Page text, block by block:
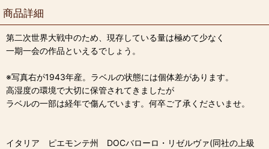
商品詳細
第二次世界大戦中のため、現存している量は極めて少なく
一期一会の作品といえるでしょう。
※写真右が1943年産。ラベルの状態には個体差があります。
高湿度の環境で大切に保管されてきましたが
ラベルの一部は経年で傷んでいます。何卒ご了承くださいませ。
イタリア ピエモンテ州 DOCバローロ・リゼルヴァ(同社の上級